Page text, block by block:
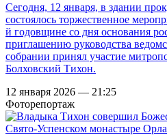
Сегодня, 12 января, в здании
состоялось торжественное
й годовщине со дня основания
приглашению руководства
собрании принял участие
Болховский Тихон.
12 января 2026 — 21:25
Фоторепортаж